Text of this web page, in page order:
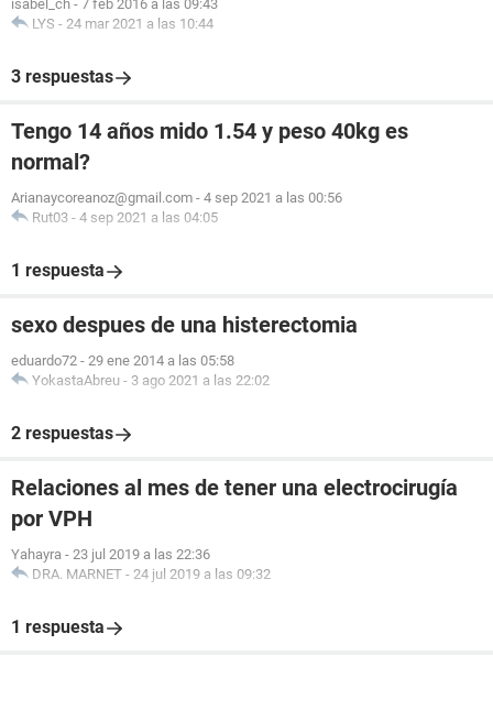
isabel_ch - 7 feb 2016 a las 09:43
LYS - 24 mar 2021 a las 10:44
3 respuestas
Tengo 14 años mido 1.54 y peso 40kg es
normal?
Arianaycoreanoz@gmail.com - 4 sep 2021 a las 00:56
Rut03 - 4 sep 2021 a las 04:05
1 respuesta
sexo despues de una histerectomia
eduardo72 - 29 ene 2014 a las 05:58
YokastaAbreu - 3 ago 2021 a las 22:02
2 respuestas
Relaciones al mes de tener una electrocirugía
por VPH
Yahayra - 23 jul 2019 a las 22:36
DRA. MARNET - 24 jul 2019 a las 09:32
1 respuesta